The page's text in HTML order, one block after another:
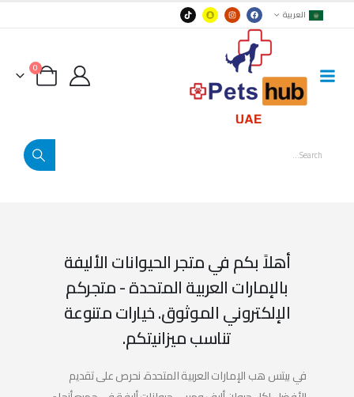
العربية
0
أهلاً بكم في متجر الحيوانات الأليفة
بالإمارات العربية المتحدة - متجركم
الإلكتروني الموثوق. خيارات متنوعة
تناسب ميزانيتكم.
في بيتس هب الإمارات العربية المتحدة، نحرص على تقديم